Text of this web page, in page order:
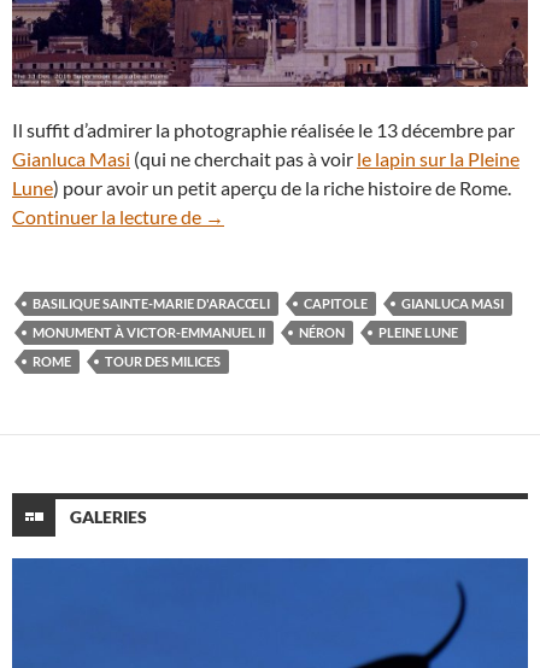
Il suffit d’admirer la photographie réalisée le 13 décembre par
Gianluca Masi (qui ne cherchait pas à voir le lapin sur la Pleine
Lune) pour avoir un petit aperçu de la riche histoire de Rome.
Continuer la lecture de La Pleine Lune de décembre se lève sur
→
BASILIQUE SAINTE-MARIE D'ARACŒLI CAPITOLE
GIANLUCA MASI
MONUMENT À VICTOR-EMMANUEL II
NÉRON
PLEINE LUNE
ROME
TOUR DES MILICES
GALERIES